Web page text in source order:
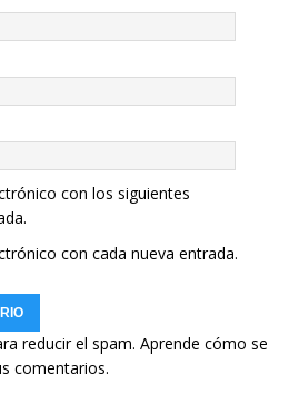
con los siguientes
con cada nueva entrada.
reducir el spam. Aprende cómo se
comentarios.